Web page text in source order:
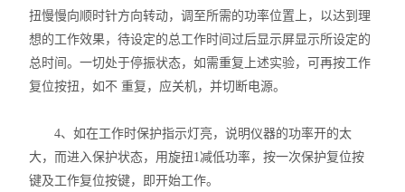
扭慢慢向顺时针方向转动，调至所需的功率位置上，以达到理
想的工作效果，待设定的总工作时间过后显示屏显示所设定的
总时间。一切处于停振状态，如需重复上述实验，可再按工作
复位按扭，如不 重复，应关机，并切断电源。
4、如在工作时保护指示灯亮，说明仪器的功率开的太
大，而进入保护状态，用旋扭1减低功率，按一次保护复位按
键及工作复位按键，即开始工作。